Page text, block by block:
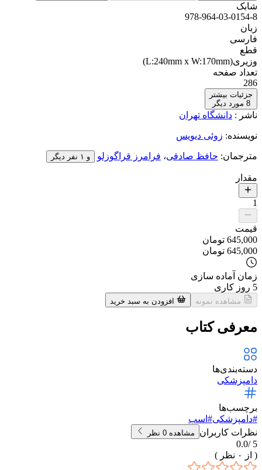
شابک
978-964-03-0154-8
زبان
فارسی
قطع
وزیری(L:240mm x W:170mm)
تعداد صفحه
286
جزئیات بیشتر
8 مورد دیگر
ناشر : دانشگاه تهران
نویسنده: زوئی دیویس
مترجمان: حافظ صادقی، فرامرز قراگوزلو و ۱ نفر دیگر
مقدار
1
قیمت
645,000 تومان
645,000 تومان
زمان آماده سازی
5 روز کاری
مشاهده نمونه افزودن به سبد خرید
معرفی کتاب
دسته‌بندی‌ها
دامپزشکی
برچسب‌ها
#دامپزشکی# اسب
نظرات کاربران
مشاهده 0 نظر
5 /
0.0
( از
۰ نظر )